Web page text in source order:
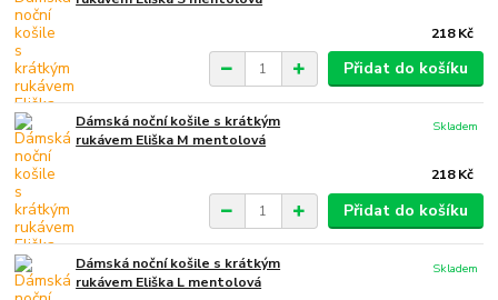
218 Kč
Přidat do košíku
Dámská noční košile s krátkým
rukávem Eliška M mentolová
218 Kč
Skladem
Přidat do košíku
Dámská noční košile s krátkým
rukávem Eliška L mentolová
Skladem